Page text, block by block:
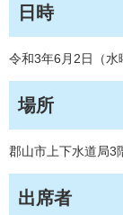
日時
令和3年6月2日（
場所
郡山市上下水道局3
出席者